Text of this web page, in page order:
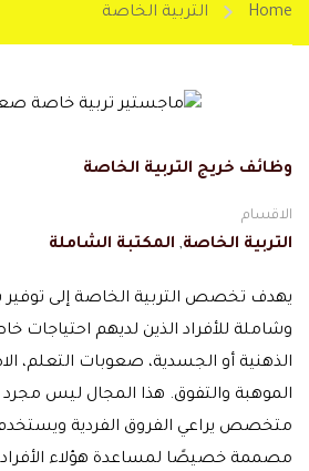
Home التربية الخاصة
وظائف خريج التربية الخاصة
الاقسام
التربية الخاصة, المكتبة الشاملة
يهدف تخصص التربية الخاصة إلى توفير
وشاملة للأفراد الذين لديهم احتياجات
الذهنية أو الجسدية، صعوبات التعلم،
الموهبة والتفوق. هذا المجال ليس
متخصص يراعي الفروق الفردية
مصممة خصيصًا لمساعدة هؤلاء